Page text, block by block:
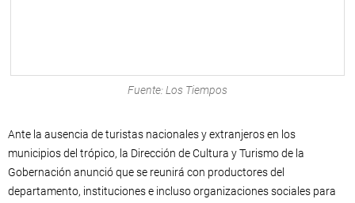
Fuente: Los Tiempos
Ante la ausencia de turistas nacionales y extranjeros en los
municipios del trópico, la Dirección de Cultura y Turismo de la
Gobernación anunció que se reunirá con productores del
departamento, instituciones e incluso organizaciones sociales para